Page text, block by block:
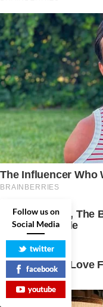
Follow us on
Social Media
twitter
facebook
youtube